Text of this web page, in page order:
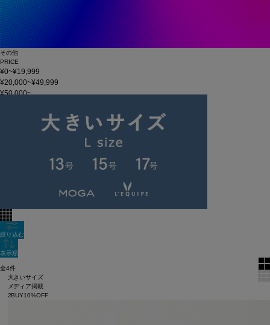
その他
PRICE
¥0~¥19,999
¥20,000~¥49,999
¥50,000~
在庫なしを含む
この条件で検索
【MIDDLE COAT_01】
絞り込む
表示順
全4件
大きいサイズ
メディア掲載
2BUY10%OFF